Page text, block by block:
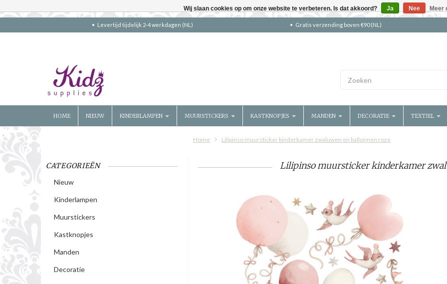
Levertijd tijdelijk 2-4 werkdagen (NL) Gratis verzending boven €90 (NL)
HOME NIEUW KINDERLAMPEN MUURSTICKERS KASTKNOPJES MANDEN DECORATIE TEXTIEL
Home Lilipinso muursticker kinderkamer zwaluwen en ballonnen roze
CATEGORIEËN
Nieuw
Kinderlampen
Muurstickers
Kastknopjes
Manden
Decoratie
Lilipinso muursticker kinderkamer
Wij slaan cookies op om onze website te verbeteren. Is dat akkoord? Ja Nee Meer